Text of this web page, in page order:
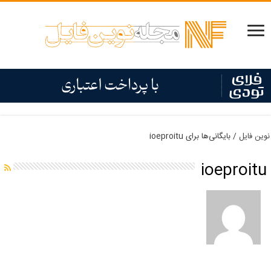
نوین فایل/بایگانی‌ها برای ioeproitu
ioeproitu